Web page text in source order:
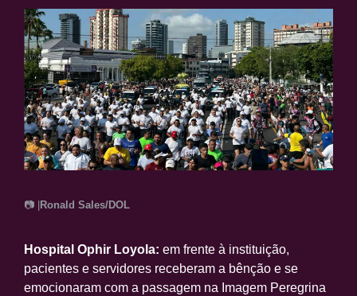
📷 | Ronald Sales/DOL
Hospital Ophir Loyola: em frente à instituição,
pacientes e servidores receberam a bênção e se
emocionaram com a passagem na Imagem Peregrina